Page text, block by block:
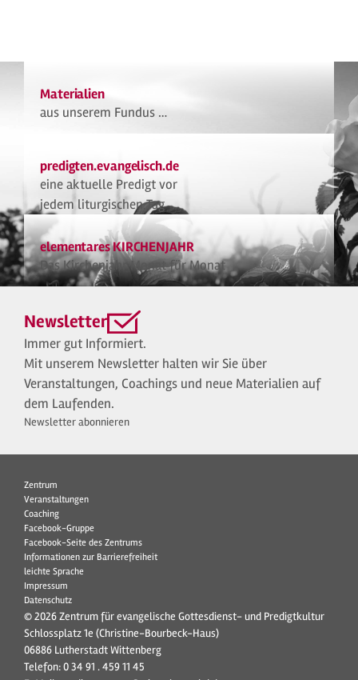
Materialien
aus unserem Fundus …
predigten.evangelisch.de
eine aktuelle Predigt vor
jedem liturgischen Tag
elementares KIRCHENJAHR
Das Kirchenjahr Monat für Monat
Newsletter
Immer gut Informiert.
Mit unserem Newsletter halten wir Sie über
Veranstaltungen, Coachings und neue Materialien auf
dem Laufenden.
Newsletter abonnieren
Zentrum
Veranstaltungen
Coaching
Facebook-Gruppe
Facebook-Seite des Zentrums
Informationen zur Barrierefreiheit
leichte Sprache
Impressum
Datenschutz
© 2026 Zentrum für evangelische Gottesdienst- und Predigtkultur
Schlossplatz 1e (Christine-Bourbeck-Haus)
06886 Lutherstadt Wittenberg
Telefon:0 34 91 . 459 11 45